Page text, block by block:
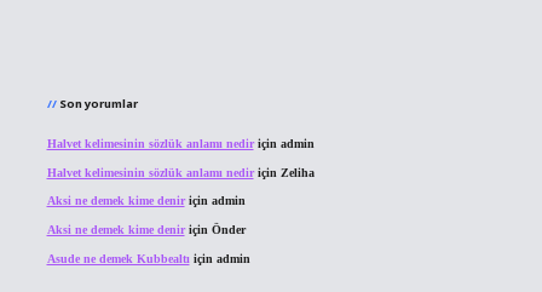
Son yorumlar
Halvet kelimesinin sözlük anlamı nediriçin admin
Halvet kelimesinin sözlük anlamı nediriçin Zeliha
Aksi ne demek kime deniriçin admin
Aksi ne demek kime deniriçin Önder
Asude ne demek Kubbealtı için admin